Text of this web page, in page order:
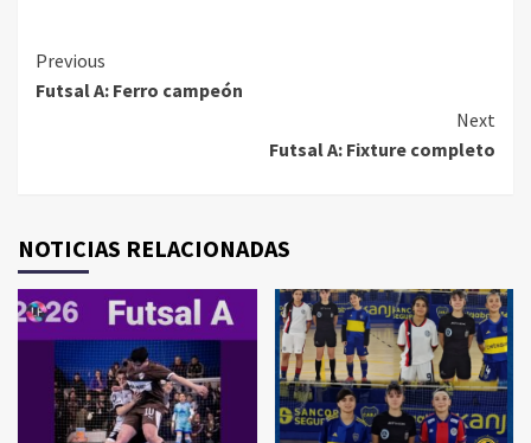
Continue
Reading
Previous
Futsal A: Ferro campeón
Next
Futsal A: Fixture completo
NOTICIAS RELACIONADAS